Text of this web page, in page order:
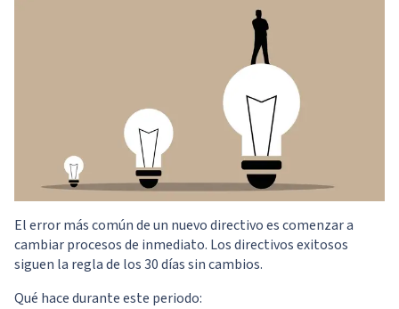
El error más común de un nuevo directivo es comenzar a
cambiar procesos de inmediato. Los directivos exitosos
siguen la regla de los 30 días sin cambios.
Qué hace durante este periodo: